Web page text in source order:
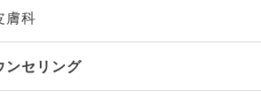
膚科
ンセリング